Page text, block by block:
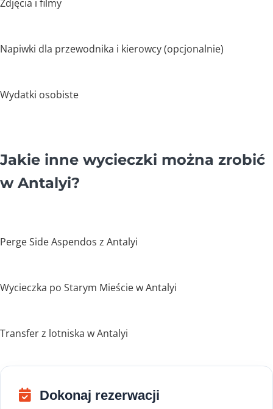
Zdjęcia i filmy
Napiwki dla przewodnika i kierowcy (opcjonalnie)
Wydatki osobiste
Jakie inne wycieczki można zrobić
w Antalyi?
Perge Side Aspendos z Antalyi
Wycieczka po Starym Mieście w Antalyi
Transfer z lotniska w Antalyi
Dokonaj rezerwacji